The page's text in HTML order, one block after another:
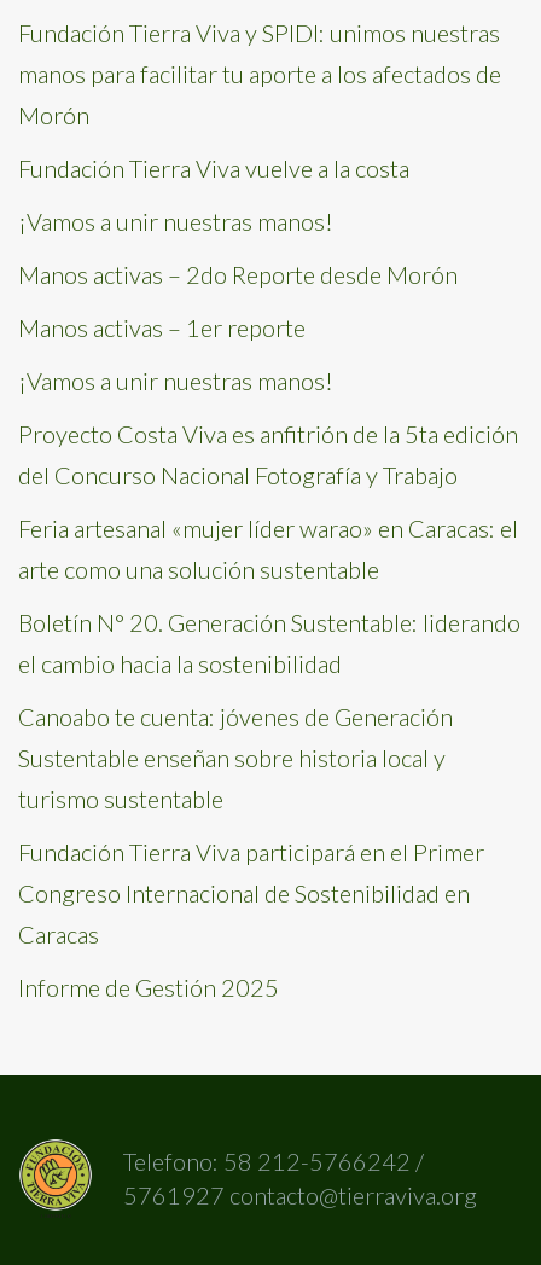
Fundación Tierra Viva y SPIDI: unimos nuestras
manos para facilitar tu aporte a los afectados de
Morón
Fundación Tierra Viva vuelve a la costa
¡Vamos a unir nuestras manos!
Manos activas – 2do Reporte desde Morón
Manos activas – 1er reporte
¡Vamos a unir nuestras manos!
Proyecto Costa Viva es anfitrión de la 5ta edición
del Concurso Nacional Fotografía y Trabajo
Feria artesanal «mujer líder warao» en Caracas: el
arte como una solución sustentable
Boletín N° 20. Generación Sustentable: liderando
el cambio hacia la sostenibilidad
Canoabo te cuenta: jóvenes de Generación
Sustentable enseñan sobre historia local y
turismo sustentable
Fundación Tierra Viva participará en el Primer
Congreso Internacional de Sostenibilidad en
Caracas
Informe de Gestión 2025
Telefono: 58 212-5766242 /
5761927 contacto@tierraviva.org